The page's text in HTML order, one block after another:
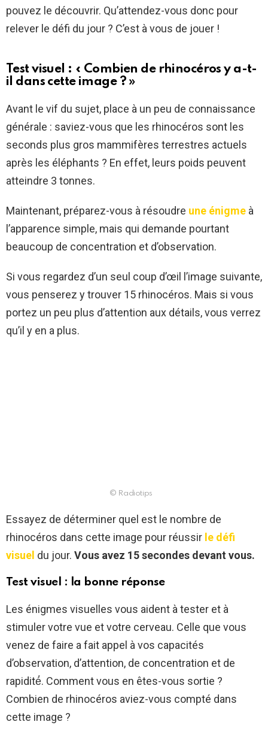
pouvez le découvrir. Qu’attendez-vous donc pour
relever le défi du jour ? C’est à vous de jouer !
Test visuel : « Combien de rhinocéros y a-t-
il dans cette image ? »
Avant le vif du sujet, place à un peu de connaissance
générale : saviez-vous que les rhinocéros sont les
seconds plus gros mammifères terrestres actuels
après les éléphants ? En effet, leurs poids peuvent
atteindre 3 tonnes.
Maintenant, préparez-vous à résoudre une énigme à
l’apparence simple, mais qui demande pourtant
beaucoup de concentration et d’observation.
Si vous regardez d’un seul coup d’œil l’image suivante,
vous penserez y trouver 15 rhinocéros. Mais si vous
portez un peu plus d’attention aux détails, vous verrez
qu’il y en a plus.
© Radiotips
Essayez de déterminer quel est le nombre de
rhinocéros dans cette image pour réussir le défi
visuel du jour. Vous avez 15 secondes devant vous.
Test visuel : la bonne réponse
Les énigmes visuelles vous aident à tester et à
stimuler votre vue et votre cerveau. Celle que vous
venez de faire a fait appel à vos capacités
d’observation, d’attention, de concentration et de
rapidité́. Comment vous en êtes-vous sortie ?
Combien de rhinocéros aviez-vous compté dans
cette image ?